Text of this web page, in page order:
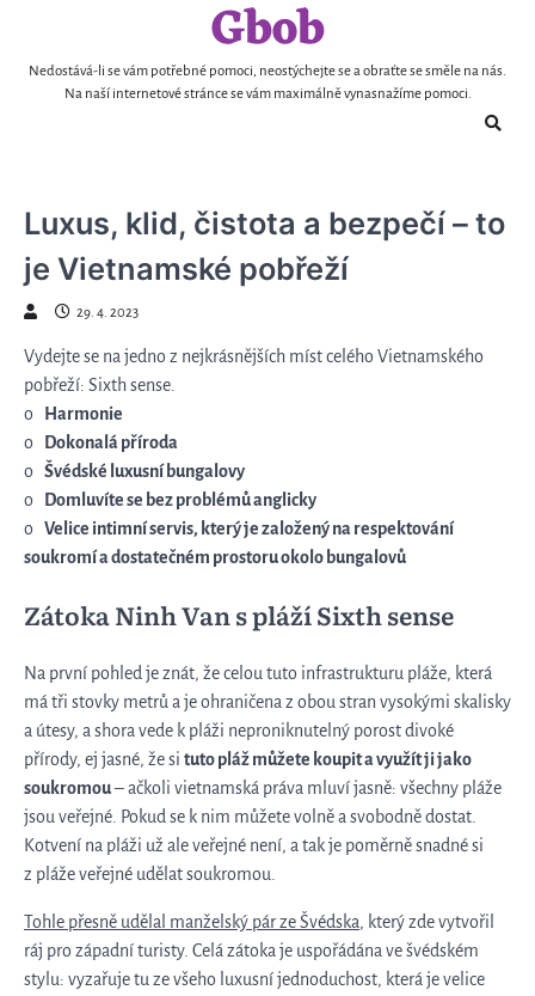
content
Gbob
Nedostává-li se vám potřebné pomoci, neostýchejte se a obraťte se směle na nás.
Na naší internetové stránce se vám maximálně vynasnažíme pomoci.
Luxus, klid, čistota a bezpečí – to
je Vietnamské pobřeží
29. 4. 2023
Vydejte se na jedno z nejkrásnějších míst celého Vietnamského
pobřeží: Sixth sense.
o
Harmonie
o
Dokonalá příroda
o Švédské luxusní bungalovy
o
Domluvíte se bez problémů anglicky
o Velice intimní servis, který je založený na respektování
soukromí a dostatečném prostoru okolo bungalovů
Zátoka Ninh Van s pláží Sixth sense
Na první pohled je znát, že celou tuto infrastrukturu pláže, která
má tři stovky metrů a je ohraničena z obou stran vysokými skalisky
a útesy, a shora vede k pláži neproniknutelný porost divoké
přírody, ej jasné, že si tuto pláž můžete koupit a využít ji jako
soukromou– ačkoli vietnamská práva mluví jasně: všechny pláže
jsou veřejné. Pokud se k nim můžete volně a svobodně dostat.
Kotvení na pláži už ale veřejné není, a tak je poměrně snadné si
z pláže veřejné udělat soukromou.
Tohle přesně udělal manželský pár ze Švédska, který zde vytvořil
ráj pro západní turisty. Celá zátoka je uspořádána ve švédském
stylu: vyzařuje tu ze všeho luxusní jednoduchost, která je velice